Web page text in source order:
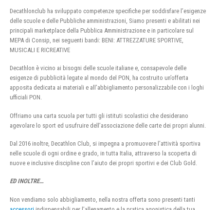
Decathlonclub ha sviluppato competenze specifiche per soddisfare l’esigenze
delle scuole e delle Pubbliche amministrazioni, Siamo presenti e abilitati nei
principali marketplace della Pubblica Amministrazione e in particolare sul
MEPA di Consip, nei seguenti bandi: BENI: ATTREZZATURE SPORTIVE,
MUSICALI E RICREATIVE
Decathlon è vicino ai bisogni delle scuole italiane e, consapevole delle
esigenze di pubblicità legate al mondo del PON, ha costruito un’offerta
apposita dedicata ai materiali e all’abbigliamento personalizzabile con i loghi
ufficiali PON.
Offriamo una carta scuola per tutti gli istituti scolastici che desiderano
agevolare lo sport ed usufruire dell’associazione delle carte dei propri alunni.
Dal 2016 inoltre, Decathlon Club, si impegna a promuovere l’attività sportiva
nelle scuole di ogni ordine e grado, in tutta Italia, attraverso la scoperta di
nuove e inclusive discipline con l’aiuto dei propri sportivi e dei Club Gold.
ED INOLTRE…
Non vendiamo solo abbigliamento, nella nostra offerta sono presenti tanti